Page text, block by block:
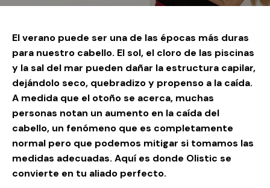
El verano puede ser una de las épocas más duras
para nuestro cabello. El sol, el cloro de las piscinas
y la sal del mar pueden dañar la estructura capilar,
dejándolo seco, quebradizo y propenso a la caída.
A medida que el otoño se acerca, muchas
personas notan un aumento en la caída del
cabello, un fenómeno que es completamente
normal pero que podemos mitigar si tomamos las
medidas adecuadas. Aquí es donde Olistic se
convierte en tu aliado perfecto.